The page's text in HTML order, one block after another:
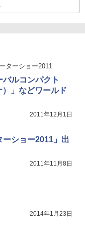
ターショー2011
ルコンパクト
）」などワールド
2011年12月1日
ーショー2011」出
2011年11月8日
2014年1月23日